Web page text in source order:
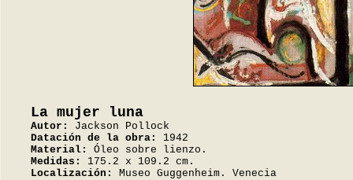
La mujer luna
Autor:
Jackson Pollock
Datación de la obra:
1942
Material:
Óleo sobre lienzo.
Medidas:
175.2 x 109.2 cm.
Localización:
Museo Guggenheim. Venecia